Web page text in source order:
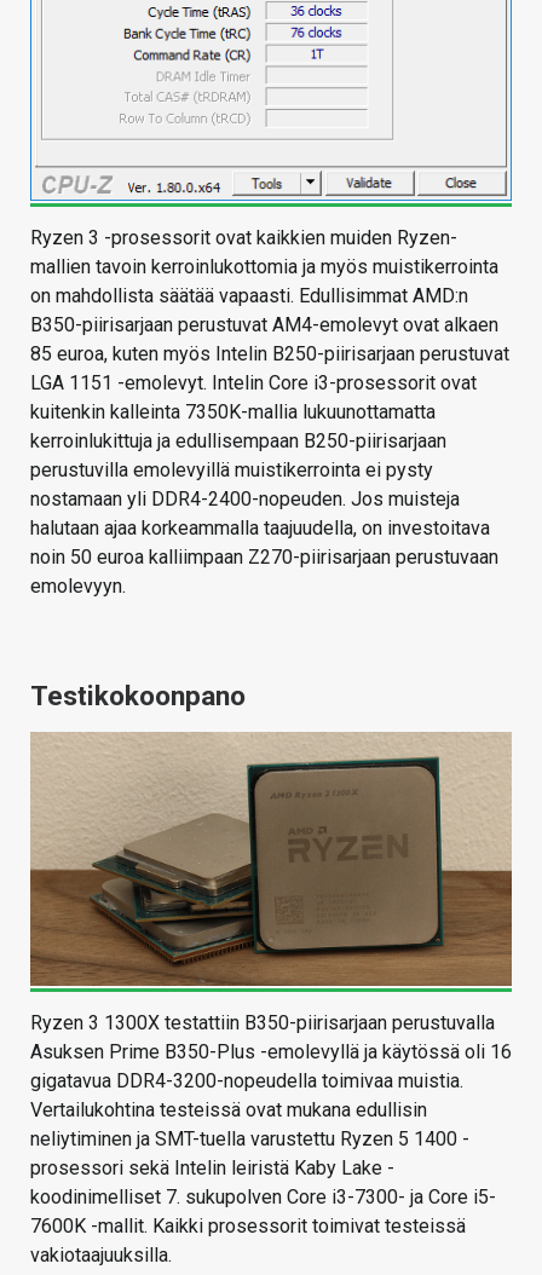
Ryzen 3 -prosessorit ovat kaikkien muiden Ryzen-
mallien tavoin kerroinlukottomia ja myös muistikerrointa
on mahdollista säätää vapaasti. Edullisimmat AMD:n
B350-piirisarjaan perustuvat AM4-emolevyt ovat alkaen
85 euroa, kuten myös Intelin B250-piirisarjaan perustuvat
LGA 1151 -emolevyt. Intelin Core i3-prosessorit ovat
kuitenkin kalleinta 7350K-mallia lukuunottamatta
kerroinlukittuja ja edullisempaan B250-piirisarjaan
perustuvilla emolevyillä muistikerrointa ei pysty
nostamaan yli DDR4-2400-nopeuden. Jos muisteja
halutaan ajaa korkeammalla taajuudella, on investoitava
noin 50 euroa kalliimpaan Z270-piirisarjaan perustuvaan
emolevyyn.
Testikokoonpano
Ryzen 3 1300X testattiin B350-piirisarjaan perustuvalla
Asuksen Prime B350-Plus -emolevyllä ja käytössä oli 16
gigatavua DDR4-3200-nopeudella toimivaa muistia.
Vertailukohtina testeissä ovat mukana edullisin
neliytiminen ja SMT-tuella varustettu Ryzen 5 1400 -
prosessori sekä Intelin leiristä Kaby Lake -
koodinimelliset 7. sukupolven Core i3-7300- ja Core i5-
7600K -mallit. Kaikki prosessorit toimivat testeissä
vakiotaajuuksilla.